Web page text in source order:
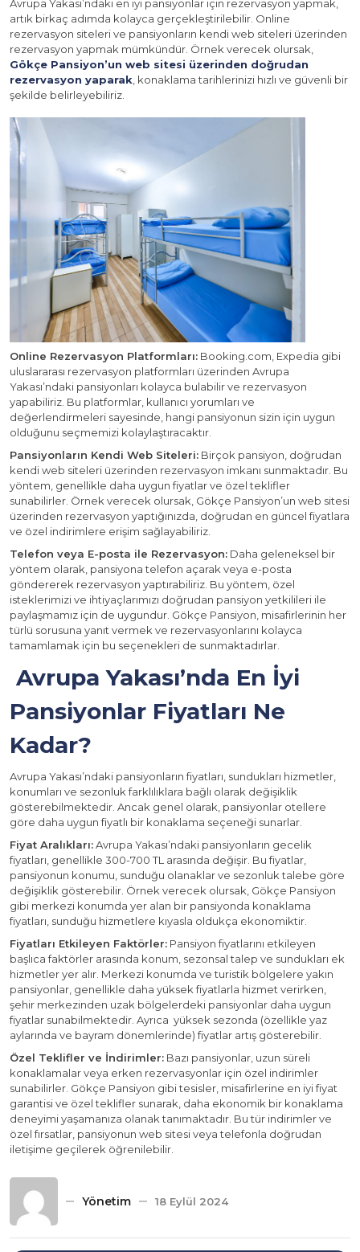
Avrupa Yakası’ndaki en iyi pansiyonlar için rezervasyon yapmak,
artık birkaç adımda kolayca gerçekleştirilebilir. Online
rezervasyon siteleri ve pansiyonların kendi web siteleri üzerinden
rezervasyon yapmak mümkündür. Örnek verecek olursak,
Gökçe Pansiyon’un web sitesi üzerinden doğrudan
rezervasyon yaparak, konaklama tarihlerinizi hızlı ve güvenli bir
şekilde belirleyebiliriz.
Online Rezervasyon Platformları: Booking.com, Expedia gibi
uluslararası rezervasyon platformları üzerinden Avrupa
Yakası’ndaki pansiyonları kolayca bulabilir ve rezervasyon
yapabiliriz. Bu platformlar, kullanıcı yorumları ve
değerlendirmeleri sayesinde, hangi pansiyonun sizin için uygun
olduğunu seçmemizi kolaylaştıracaktır.
Pansiyonların Kendi Web Siteleri: Birçok pansiyon, doğrudan
kendi web siteleri üzerinden rezervasyon imkanı sunmaktadır. Bu
yöntem, genellikle daha uygun fiyatlar ve özel teklifler
sunabilirler. Örnek verecek olursak, Gökçe Pansiyon’un web sitesi
üzerinden rezervasyon yaptığınızda, doğrudan en güncel fiyatlara
ve özel indirimlere erişim sağlayabiliriz.
Telefon veya E-posta ile Rezervasyon: Daha geleneksel bir
yöntem olarak, pansiyona telefon açarak veya e-posta
göndererek rezervasyon yaptırabiliriz. Bu yöntem, özel
isteklerimizi ve ihtiyaçlarımızı doğrudan pansiyon yetkilileri ile
paylaşmamız için de uygundur. Gökçe Pansiyon, misafirlerinin her
türlü sorusuna yanıt vermek ve rezervasyonlarını kolayca
tamamlamak için bu seçenekleri de sunmaktadırlar.
Avrupa Yakası’nda En İyi
Pansiyonlar Fiyatları Ne
Kadar?
Avrupa Yakası’ndaki pansiyonların fiyatları, sundukları hizmetler,
konumları ve sezonluk farklılıklara bağlı olarak değişiklik
gösterebilmektedir. Ancak genel olarak, pansiyonlar otellere
göre daha uygun fiyatlı bir konaklama seçeneği sunarlar.
Fiyat Aralıkları:Avrupa Yakası’ndaki pansiyonların gecelik
fiyatları, genellikle 300-700 TL arasında değişir. Bu fiyatlar,
pansiyonun konumu, sunduğu olanaklar ve sezonluk talebe göre
değişiklik gösterebilir. Örnek verecek olursak, Gökçe Pansiyon
gibi merkezi konumda yer alan bir pansiyonda konaklama
fiyatları, sunduğu hizmetlere kıyasla oldukça ekonomiktir.
Fiyatları Etkileyen Faktörler: Pansiyon fiyatlarını etkileyen
başlıca faktörler arasında konum, sezonsal talep ve sundukları ek
hizmetler yer alır. Merkezi konumda ve turistik bölgelere yakın
pansiyonlar, genellikle daha yüksek fiyatlarla hizmet verirken,
şehir merkezinden uzak bölgelerdeki pansiyonlar daha uygun
fiyatlar sunabilmektedir. Ayrıca yüksek sezonda (özellikle yaz
aylarında ve bayram dönemlerinde) fiyatlar artış gösterebilir.
Özel Teklifler ve İndirimler: Bazı pansiyonlar, uzun süreli
konaklamalar veya erken rezervasyonlar için özel indirimler
sunabilirler. Gökçe Pansiyon gibi tesisler, misafirlerine en iyi fiyat
garantisi ve özel teklifler sunarak, daha ekonomik bir konaklama
deneyimi yaşamanıza olanak tanımaktadır. Bu tür indirimler ve
özel fırsatlar, pansiyonun web sitesi veya telefonla doğrudan
iletişime geçilerek öğrenilebilir.
Yönetim 18 Eylül 2024